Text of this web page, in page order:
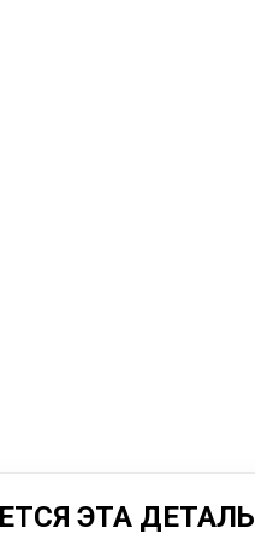
ЭТА ДЕТАЛЬ